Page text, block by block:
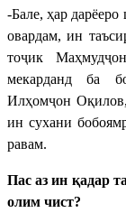
-Бале, ҳар
овардам, ин
тоҷик
мекарданд ба
Илҳомҷон Оқилов,
ин сухани
равам.
Пас аз ин қадар
олим чист?